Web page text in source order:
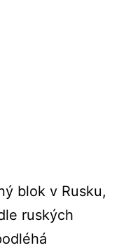
blok v Rusku,
ruských